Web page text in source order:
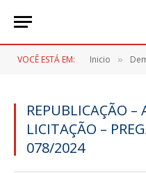
VOCÊ ESTÁ EM: Inicio »
REPUBLICAÇÃO –
LICITAÇÃO –
078/2024